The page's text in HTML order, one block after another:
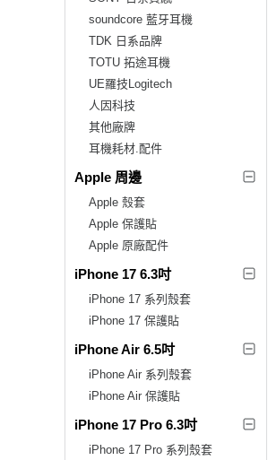
soundcore 藍牙耳機
TDK 日系品牌
TOTU 拓途耳機
UE羅技Logitech
人因科技
其他廠牌
耳機耗材.配件
Apple 周邊
Apple 殼套
Apple 保護貼
Apple 原廠配件
iPhone 17 6.3吋
iPhone 17 系列殼套
iPhone 17 保護貼
iPhone Air 6.5吋
iPhone Air 系列殼套
iPhone Air 保護貼
iPhone 17 Pro 6.3吋
iPhone 17 Pro 系列殼套